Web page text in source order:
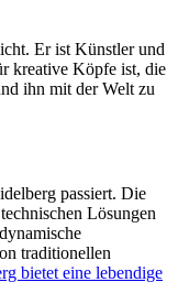
Er ist Künstler und
kreative Köpfe ist, die
ihn mit der Welt zu
passiert. Die
Lösungen
traditionellen
bietet eine lebendige